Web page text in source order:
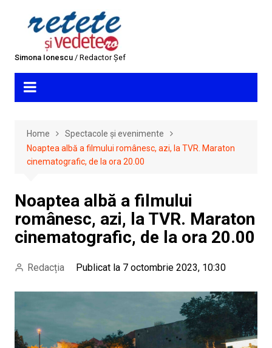
Simona Ionescu/ Redactor Șef
Home
Spectacole și evenimente
Noaptea albă a filmului românesc, azi, la TVR. Maraton
cinematografic, de la ora 20.00
Noaptea albă a filmului
românesc, azi, la TVR. Maraton
cinematografic, de la ora 20.00
Redacția Publicat la 7 octombrie 2023, 10:30